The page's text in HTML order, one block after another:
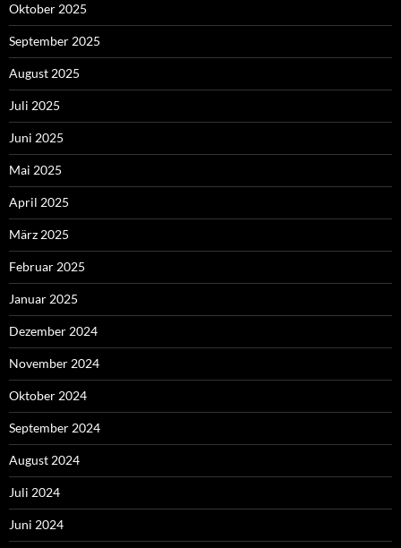
Oktober 2025
September 2025
August 2025
Juli 2025
Juni 2025
Mai 2025
April 2025
März 2025
Februar 2025
Januar 2025
Dezember 2024
November 2024
Oktober 2024
September 2024
August 2024
Juli 2024
Juni 2024